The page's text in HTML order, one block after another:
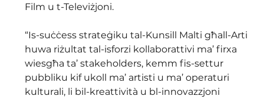
Film u t-Televiżjoni.
“Is-suċċess strateġiku tal-Kunsill Malti għall-Arti
huwa riżultat tal-isforzi kollaborattivi ma’ firxa
wiesgħa ta’ stakeholders, kemm fis-settur
pubbliku kif ukoll ma’ artisti u ma’ operaturi
kulturali, li bil-kreattività u bl-innovazzjoni